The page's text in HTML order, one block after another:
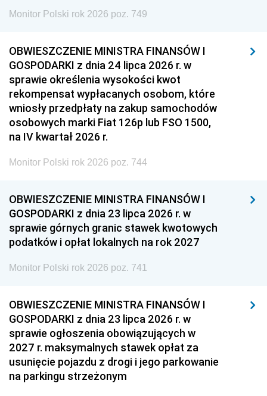
Monitor Polski rok 2026 poz. 749
OBWIESZCZENIE MINISTRA FINANSÓW I
GOSPODARKI z dnia 24 lipca 2026 r. w
sprawie określenia wysokości kwot
rekompensat wypłacanych osobom, które
wniosły przedpłaty na zakup samochodów
osobowych marki Fiat 126p lub FSO 1500,
na IV kwartał 2026 r.
Monitor Polski rok 2026 poz. 744
OBWIESZCZENIE MINISTRA FINANSÓW I
GOSPODARKI z dnia 23 lipca 2026 r. w
sprawie górnych granic stawek kwotowych
podatków i opłat lokalnych na rok 2027
Monitor Polski rok 2026 poz. 741
OBWIESZCZENIE MINISTRA FINANSÓW I
GOSPODARKI z dnia 23 lipca 2026 r. w
sprawie ogłoszenia obowiązujących w
2027 r. maksymalnych stawek opłat za
usunięcie pojazdu z drogi i jego parkowanie
na parkingu strzeżonym